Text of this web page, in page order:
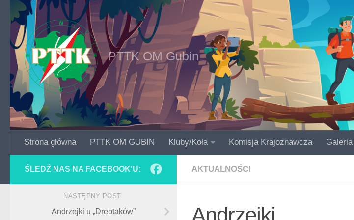
Skip to content
PTTK OM Gubin
Strona główna PTTK OM GUBIN Kluby/Koła Komisja Krajoznawcza Galeria
AKTUALNOŚCI
Andrzejki
ŚLEDŹ NAS NA FACEBOOK'U:
NASTĘPNY POST
Andrzejki u „Dreptaków”